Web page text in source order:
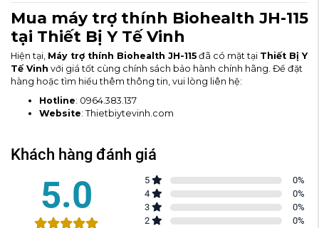
Mua máy trợ thính Biohealth JH-115
tại Thiết Bị Y Tế Vinh
Hiện tại, Máy trợ thính Biohealth JH-115 đã có mặt tại Thiết Bị Y
Tế Vinh với giá tốt cùng chính sách bảo hành chính hãng. Để đặt
hàng hoặc tìm hiểu thêm thông tin, vui lòng liên hệ:
Hotline: 0964.383.137
Website: Thietbiytevinh.com
Khách hàng đánh giá
5.0 5 0%
4
0%
3
0%
2
0%